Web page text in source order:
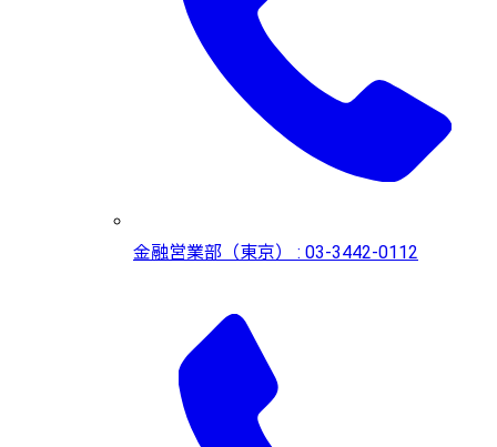
金融営業部（東京） : 03-3442-0112